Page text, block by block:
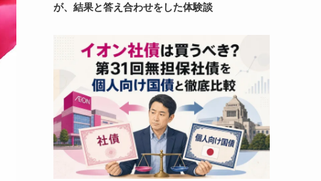
が、結果と答え合わせをした体験談